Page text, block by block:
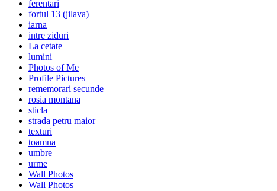
ferentari
fortul 13 (jilava)
iarna
intre ziduri
La cetate
lumini
Photos of Me
Profile Pictures
rememorari secunde
rosia montana
sticla
strada petru maior
texturi
toamna
umbre
urme
Wall Photos
Wall Photos